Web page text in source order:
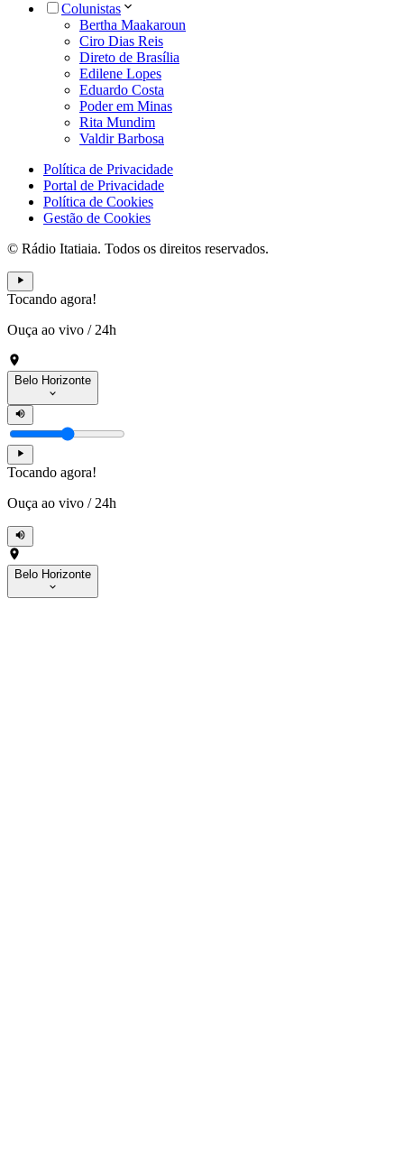
Colunistas
Bertha Maakaroun
Ciro Dias Reis
Direto de Brasília
Edilene Lopes
Eduardo Costa
Poder em Minas
Rita Mundim
Valdir Barbosa
Política de Privacidade
Portal de Privacidade
Política de Cookies
Gestão de Cookies
© Rádio Itatiaia. Todos os direitos reservados.
Tocando agora!
Ouça ao vivo / 24h
Belo Horizonte
Tocando agora!
Ouça ao vivo / 24h
Belo Horizonte